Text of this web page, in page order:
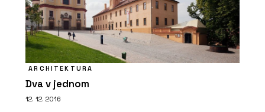
ARCHITEKTURA
Dva v jednom
12. 12. 2016